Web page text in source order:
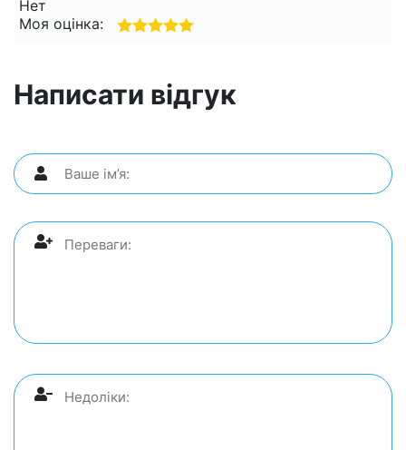
Нет
Моя оцінка:
Написати відгук